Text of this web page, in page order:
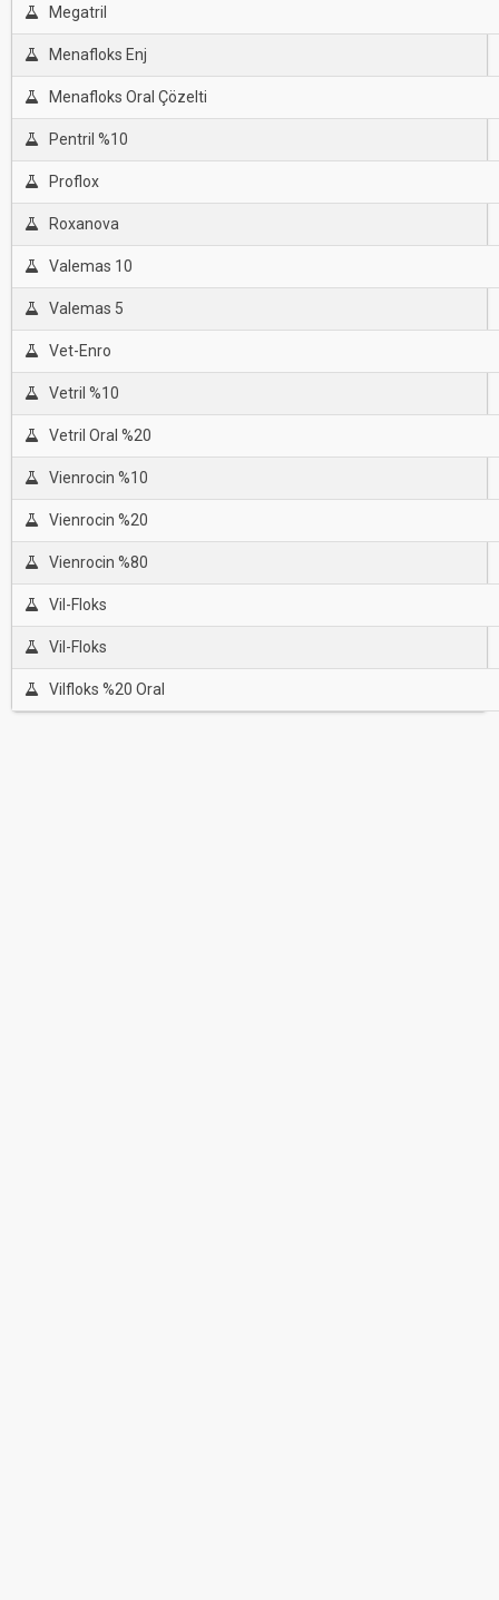
Megatril
Menafloks Enj
Menafloks Oral Çözelti
Pentril %10
Proflox
Roxanova
Valemas 10
Valemas 5
Vet-Enro
Vetril %10
Vetril Oral %20
Vienrocin %10
Vienrocin %20
Vienrocin %80
Vil-Floks
Vil-Floks
Vilfloks %20 Oral